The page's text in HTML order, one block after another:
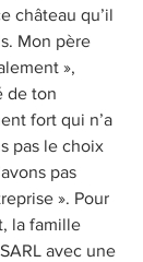
château qu’il
Mon père
»,
de ton
fort qui n’a
pas le choix
pas
». Pour
la famille
avec une